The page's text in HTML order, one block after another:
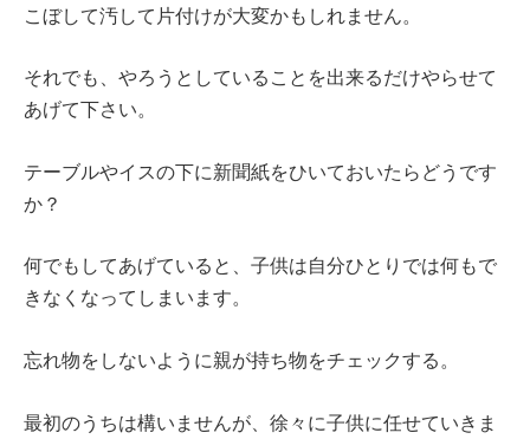
こぼして汚して片付けが大変かもしれません。
それでも、やろうとしていることを出来るだけやらせて
あげて下さい。
テーブルやイスの下に新聞紙をひいておいたらどうです
か？
何でもしてあげていると、子供は自分ひとりでは何もで
きなくなってしまいます。
忘れ物をしないように親が持ち物をチェックする。
最初のうちは構いませんが、徐々に子供に任せていきま